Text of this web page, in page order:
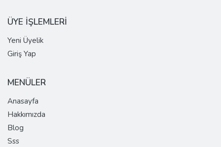
ÜYE İŞLEMLERİ
Yeni Üyelik
Giriş Yap
MENÜLER
Anasayfa
Hakkımızda
Blog
Sss